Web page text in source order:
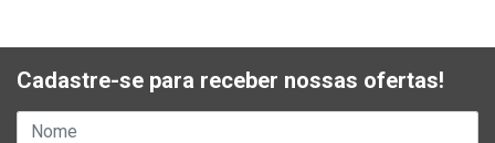
Cadastre-se para receber nossas ofertas!